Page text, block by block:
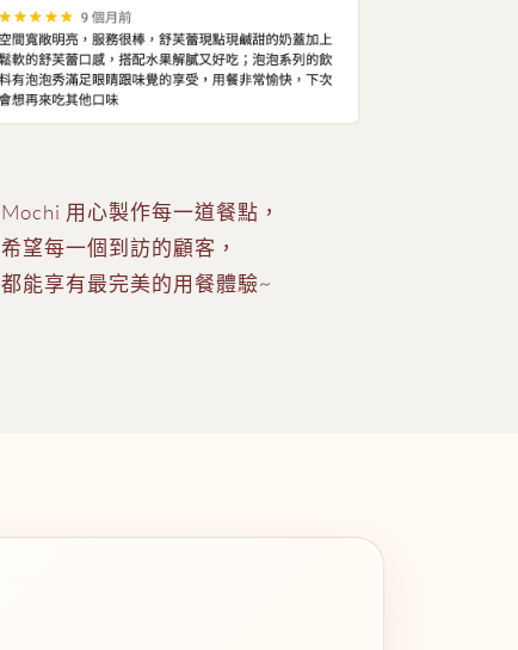
Mochi 用心製作每一道餐點，
希望每一個到訪的顧客，
都能享有最完美的用餐體驗~